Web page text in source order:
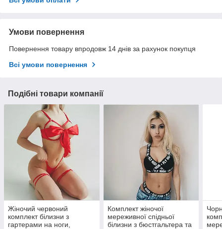
Умови повернення
Повернення товару впродовж 14 днів за рахунок покупця
Всі умови повернення
Подібні товари компанії
Жіночий червоний
комплект білизни з
гартерами на ноги,
Комплект жіночої
мереживної спідньої
білизни з бюстгальтера та